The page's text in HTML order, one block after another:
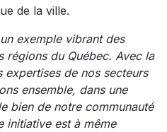
de la ville.
exemple vibrant des
régions du Québec. Avec la
de nos secteurs
ensemble, dans une
bien de notre communauté
initiative est à même